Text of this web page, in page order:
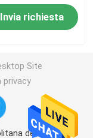
di 100-18
Invia richiesta
Site
privacy
del